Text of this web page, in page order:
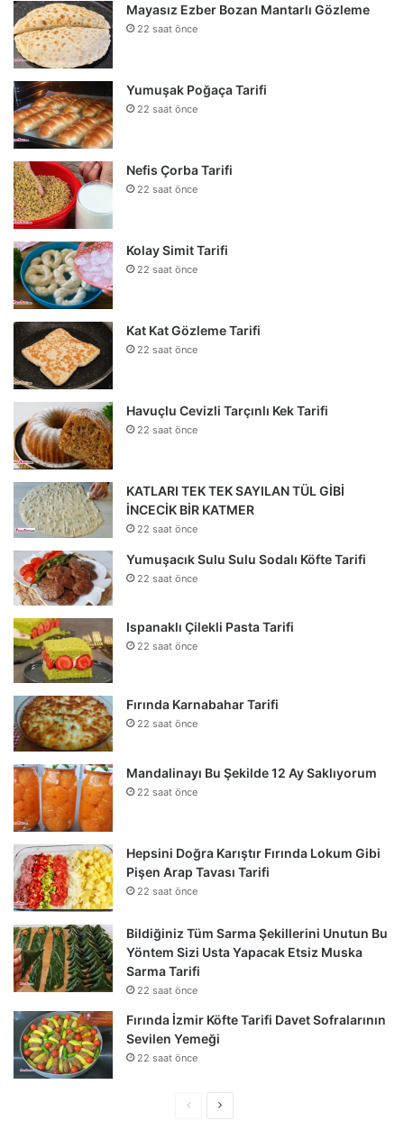
Mayasız Ezber Bozan Mantarlı Gözleme
22 saat önce
Yumuşak Poğaça Tarifi
22 saat önce
Nefis Çorba Tarifi
22 saat önce
Kolay Simit Tarifi
22 saat önce
Kat Kat Gözleme Tarifi
22 saat önce
Havuçlu Cevizli Tarçınlı Kek Tarifi
22 saat önce
KATLARI TEK TEK SAYILAN TÜL GİBİ
İNCECİK BİR KATMER
22 saat önce
Yumuşacık Sulu Sulu Sodalı Köfte Tarifi
22 saat önce
Ispanaklı Çilekli Pasta Tarifi
22 saat önce
Fırında Karnabahar Tarifi
22 saat önce
Mandalinayı Bu Şekilde 12 Ay Saklıyorum
22 saat önce
Hepsini Doğra Karıştır Fırında Lokum Gibi
Pişen Arap Tavası Tarifi
22 saat önce
Bildiğiniz Tüm Sarma Şekillerini Unutun Bu
Yöntem Sizi Usta Yapacak Etsiz Muska
Sarma Tarifi
22 saat önce
Fırında İzmir Köfte Tarifi Davet Sofralarının
Sevilen Yemeği
22 saat önce
ÖncekiSonraki